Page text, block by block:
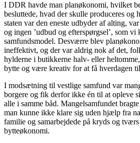
I DDR havde man planøkonomi, hvilket
besluttede, hvad der skulle produceres og
staten var den eneste udbyder af alting,
og ingen ’udbud og efterspørgsel’, som vi
samfundsmodel. Desværre blev
ineffektivt, og der var aldrig nok af det,
hylderne i butikkerne halv- eller
bytte og være kreativ for at få hverdagen
I modsætning til vestlige samfund var
borgere og fik derfor ikke én til at opleve
alle i samme båd. Mangelsamfundet
man kunne ikke klare sig uden hjælp fra
familie og samarbejdede på kryds og
bytteøkonomi.